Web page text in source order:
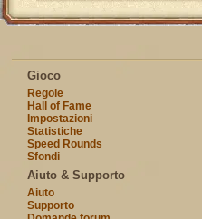
Gioco
Regole
Hall of Fame
Impostazioni
Statistiche
Speed Rounds
Sfondi
Aiuto & Supporto
Aiuto
Supporto